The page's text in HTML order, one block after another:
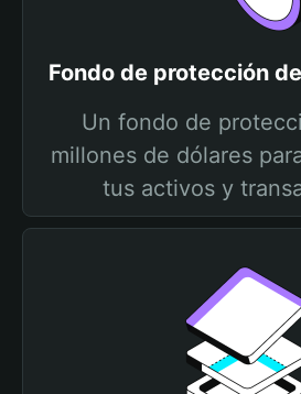
Fondo de protección
Un fondo de
millones de dólares
tus activos y